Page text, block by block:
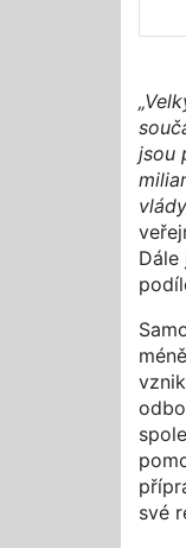
jsou
Dále
své